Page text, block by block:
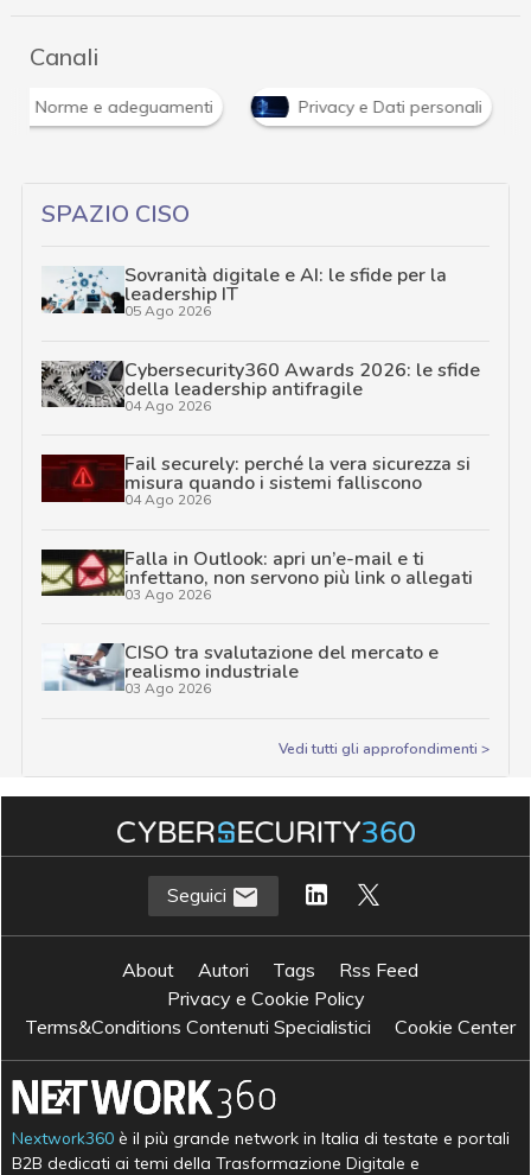
Canali
Norme e adeguamenti Privacy e Dati personali
SPAZIO CISO
Sovranità digitale e AI: le sfide per la
leadership IT
05 Ago 2026
Cybersecurity360 Awards 2026: le sfide
della leadership antifragile
04 Ago 2026
Fail securely: perché la vera sicurezza si
misura quando i sistemi falliscono
04 Ago 2026
Falla in Outlook: apri un’e-mail e ti
infettano, non servono più link o allegati
03 Ago 2026
CISO tra svalutazione del mercato e
realismo industriale
03 Ago 2026
Vedi tutti gli approfondimenti >
Seguici
About Autori Tags
Rss Feed
Privacy e Cookie Policy
Terms&Conditions Contenuti Specialistici
Cookie Center
Nextwork360 è il più grande network in Italia di testate e portali
B2B dedicati ai temi della Trasformazione Digitale e